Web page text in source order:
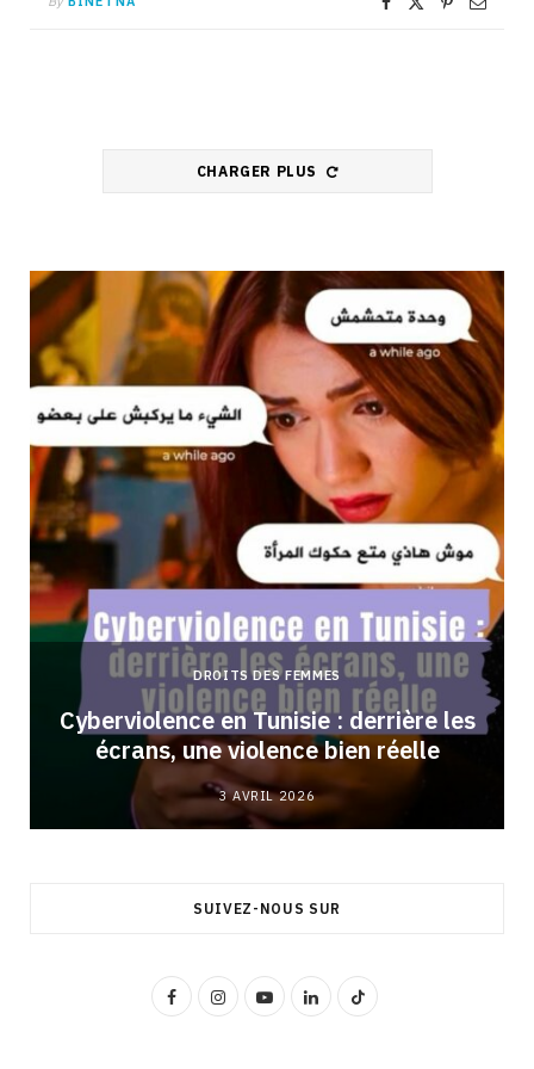
CHARGER PLUS
DROITS DES FEMMES
Cyberviolence en Tunisie : derrière les
écrans, une violence bien réelle
3 AVRIL 2026
SUIVEZ-NOUS SUR
F
I
Y
L
T